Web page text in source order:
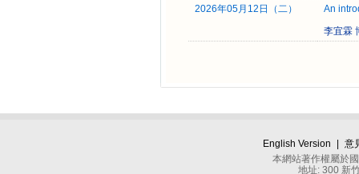
2026年05月12日（二）
An
李宜霖
English Version
意
本網站著作權屬於
地址: 300 新